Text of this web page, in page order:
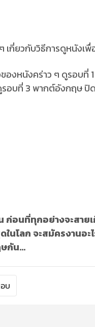
กี่ยวกับวิธีการดูหนังเพื่
อของหนังคร่าว ๆ ดูรอ
รอบที่ 3 พากต์อังกฤษ
ก่อนที่ทุกอย่างจะสาย
โลก จะสมัครงานอะ
กัน...
บ